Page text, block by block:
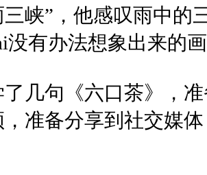
峡”，他感叹雨中的
没有办法想象出来的
几句《六口茶》，
准备分享到社交媒